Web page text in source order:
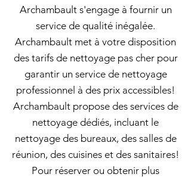
Archambault s'engage à fournir un
service de qualité inégalée.
Archambault met à votre disposition
des tarifs de nettoyage pas cher pour
garantir un service de nettoyage
professionnel à des prix accessibles!
Archambault propose des services de
nettoyage dédiés, incluant le
nettoyage des bureaux, des salles de
réunion, des cuisines et des sanitaires!
Pour réserver ou obtenir plus